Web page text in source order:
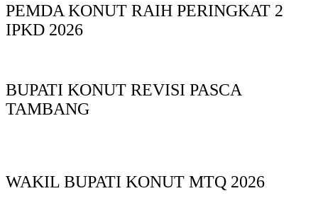
PEMDA KONUT RAIH PERINGKAT 2
IPKD 2026
BUPATI KONUT REVISI PASCA
TAMBANG
WAKIL BUPATI KONUT MTQ 2026